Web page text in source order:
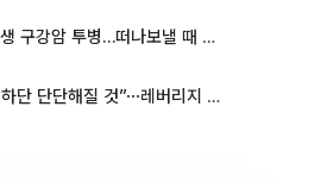
차인표 "동생 구강암 투병…떠나보낼 때 가장 힘들었다”
“삼성전자 하단 단단해질 것”⋯레버리지 규제에 쏠림 완화 [찐코노미]